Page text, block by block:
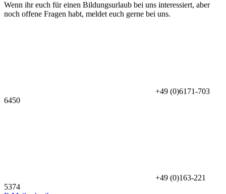
Wenn ihr euch für einen Bildungsurlaub bei uns interessiert, aber
noch offene Fragen habt, meldet euch gerne bei uns.
+49 (0)6171-703
6450
+49 (0)163-221
5374